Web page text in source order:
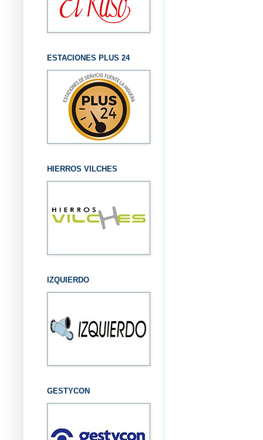
ESTACIONES PLUS 24
HIERROS VILCHES
IZQUIERDO
GESTYCON